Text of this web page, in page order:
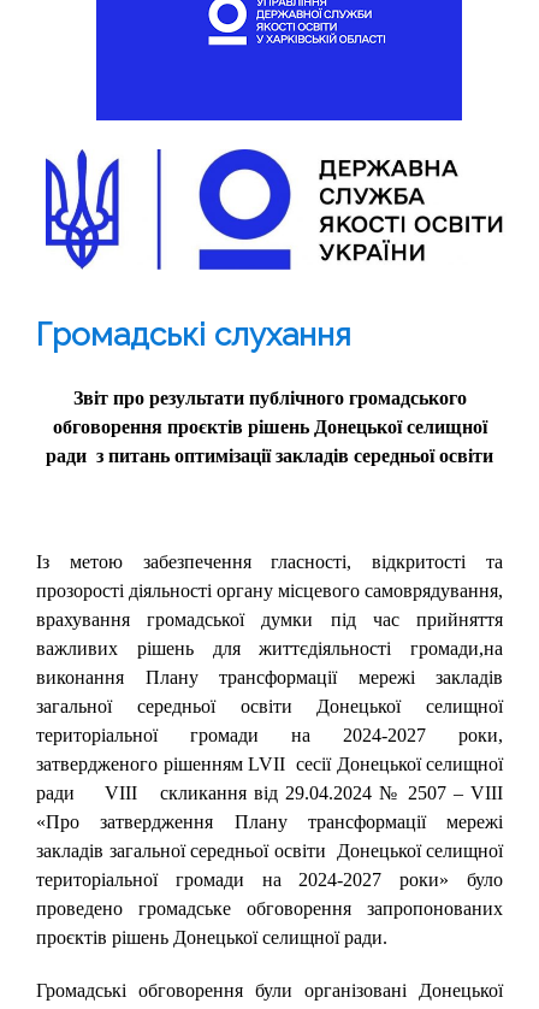
Громадські слухання
Звіт про результати публічного громадського
обговорення проєктів рішень Донецької селищної
ради з питань оптимізації закладів середньої освіти
Із метою забезпечення гласності, відкритості та
прозорості діяльності органу місцевого самоврядування,
врахування громадської думки під час прийняття
важливих рішень для життєдіяльності громади,на
виконання Плану трансформації мережі закладів
загальної середньої освіти Донецької селищної
територіальної громади на 2024-2027 роки,
затвердженого рішенням LVІІ сесії Донецької селищної
ради VІІІ скликання від 29.04.2024 № 2507 – VІІІ
«Про затвердження Плану трансформації мережі
закладів загальної середньої освіти Донецької селищної
територіальної громади на 2024-2027 роки» було
проведено громадське обговорення запропонованих
проєктів рішень Донецької селищної ради.
Громадські обговорення були організовані Донецької